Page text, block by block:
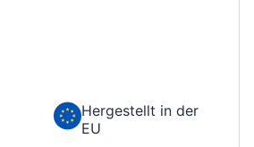
Hergestellt in der
EU